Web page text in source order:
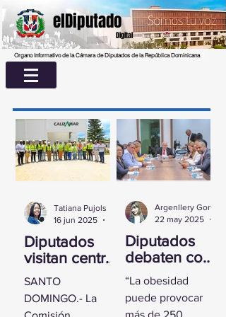
elDiputado
Digital
Organo Informativo de la Cámara de Diputados de la República Dominicana
Diputados
visitan centro
UASD La
Romana para
conocer
SANTO
DOMINGO.- La
Tatiana Pujols
16 jun 2025
Diputados
debaten con
experta
sobre la
obesidad
“La obesidad
puede provocar
más de 250
22 may 2025